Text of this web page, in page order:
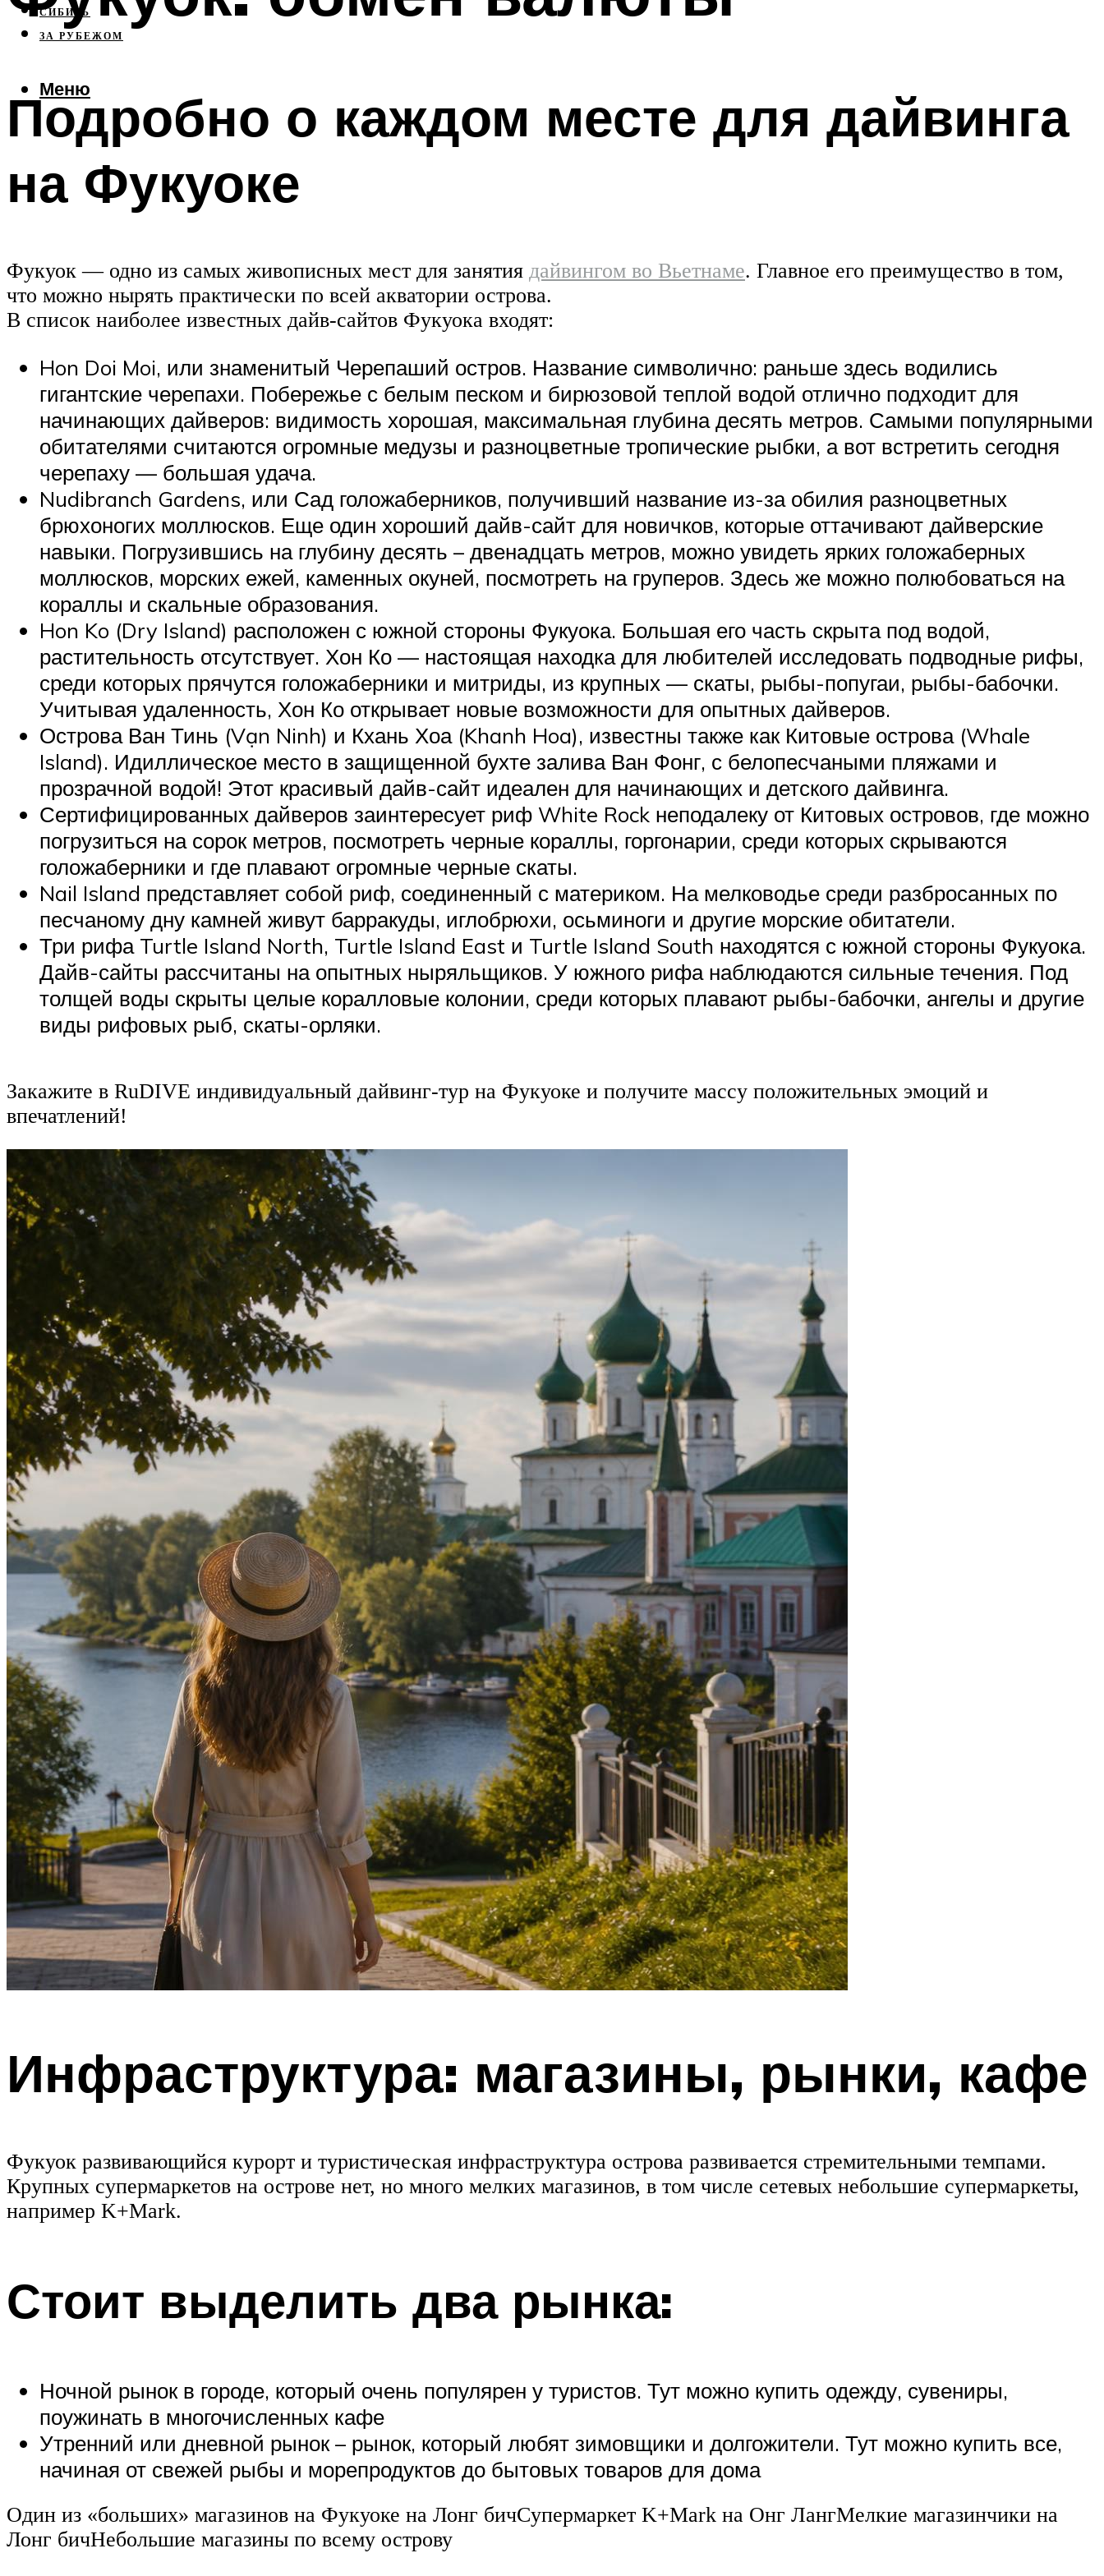
СИБИРЬ
ЗА РУБЕЖОМ
Меню
Подробно о каждом месте для дайвинга
на Фукуоке
Фукуок — одно из самых живописных мест для занятия дайвингом во Вьетнаме. Главное его преимущество в том,
что можно нырять практически по всей акватории острова.
В список наиболее известных дайв-сайтов Фукуока входят:
Hon Doi Moi, или знаменитый Черепаший остров. Название символично: раньше здесь водились
гигантские черепахи. Побережье с белым песком и бирюзовой теплой водой отлично подходит для
начинающих дайверов: видимость хорошая, максимальная глубина десять метров. Самыми популярными
обитателями считаются огромные медузы и разноцветные тропические рыбки, а вот встретить сегодня
черепаху — большая удача.
Nudibranch Gardens, или Сад голожаберников, получивший название из-за обилия разноцветных
брюхоногих моллюсков. Еще один хороший дайв-сайт для новичков, которые оттачивают дайверские
навыки. Погрузившись на глубину десять – двенадцать метров, можно увидеть ярких голожаберных
моллюсков, морских ежей, каменных окуней, посмотреть на груперов. Здесь же можно полюбоваться на
кораллы и скальные образования.
Hon Ko (Dry Island) расположен с южной стороны Фукуока. Большая его часть скрыта под водой,
растительность отсутствует. Хон Ко — настоящая находка для любителей исследовать подводные рифы,
среди которых прячутся голожаберники и митриды, из крупных — скаты, рыбы-попугаи, рыбы-бабочки.
Учитывая удаленность, Хон Ко открывает новые возможности для опытных дайверов.
Острова Ван Тинь (Vạn Ninh) и Кхань Хоа (Khanh Hoa), известны также как Китовые острова (Whale
Island). Идиллическое место в защищенной бухте залива Ван Фонг, с белопесчаными пляжами и
прозрачной водой! Этот красивый дайв-сайт идеален для начинающих и детского дайвинга.
Сертифицированных дайверов заинтересует риф White Rock неподалеку от Китовых островов, где можно
погрузиться на сорок метров, посмотреть черные кораллы, горгонарии, среди которых скрываются
голожаберники и где плавают огромные черные скаты.
Nail Island представляет собой риф, соединенный с материком. На мелководье среди разбросанных по
песчаному дну камней живут барракуды, иглобрюхи, осьминоги и другие морские обитатели.
Три рифа Turtle Island North, Turtle Island East и Turtle Island South находятся с южной стороны Фукуока.
Дайв-сайты рассчитаны на опытных ныряльщиков. У южного рифа наблюдаются сильные течения. Под
толщей воды скрыты целые коралловые колонии, среди которых плавают рыбы-бабочки, ангелы и другие
виды рифовых рыб, скаты-орляки.
Закажите в RuDIVE индивидуальный дайвинг-тур на Фукуоке и получите массу положительных эмоций и
впечатлений!
Инфраструктура: магазины, рынки, кафе
Фукуок развивающийся курорт и туристическая инфраструктура острова развивается стремительными темпами.
Крупных супермаркетов на острове нет, но много мелких магазинов, в том числе сетевых небольшие супермаркеты,
например K+Mark.
Стоит выделить два рынка:
Ночной рынок в городе, который очень популярен у туристов. Тут можно купить одежду, сувениры,
поужинать в многочисленных кафе
Утренний или дневной рынок – рынок, который любят зимовщики и долгожители. Тут можно купить все,
начиная от свежей рыбы и морепродуктов до бытовых товаров для дома
Один из «больших» магазинов на Фукуоке на Лонг бичCупермаркет K+Mark на Онг ЛангМелкие магазинчики на
Лонг бичНебольшие магазины по всему острову